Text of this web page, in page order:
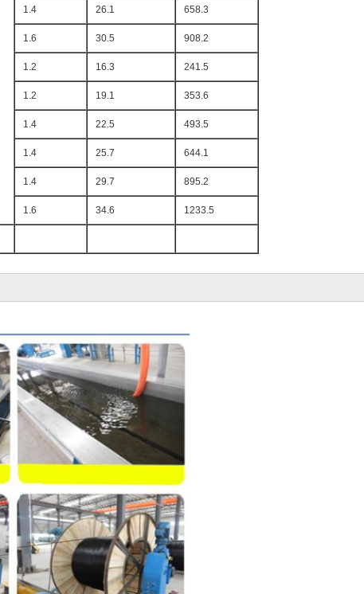
1.4 26.1 658.3
1.6 30.5 908.2
1.2 16.3 241.5
1.2 19.1 353.6
1.4 22.5 493.5
1.4 25.7 644.1
1.4 29.7 895.2
1.6 34.6 1233.5